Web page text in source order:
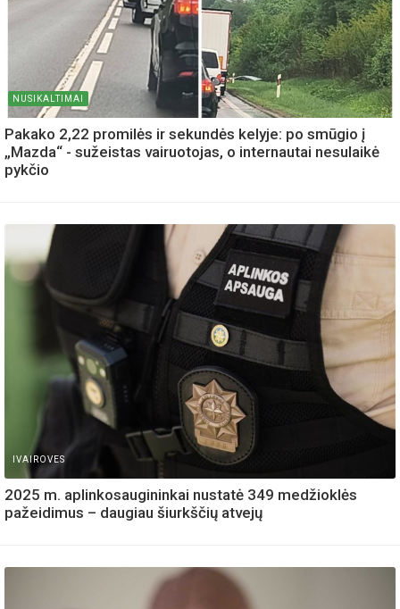
NUSIKALTIMAI
Pakako 2,22 promilės ir sekundės kelyje: po smūgio į
„Mazda“ - sužeistas vairuotojas, o internautai nesulaikė
pykčio
IVAIROVES
2025 m. aplinkosaugininkai nustatė 349 medžioklės
pažeidimus – daugiau šiurkščių atvejų